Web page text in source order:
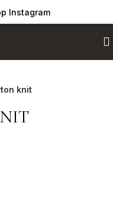
Instagram
knit